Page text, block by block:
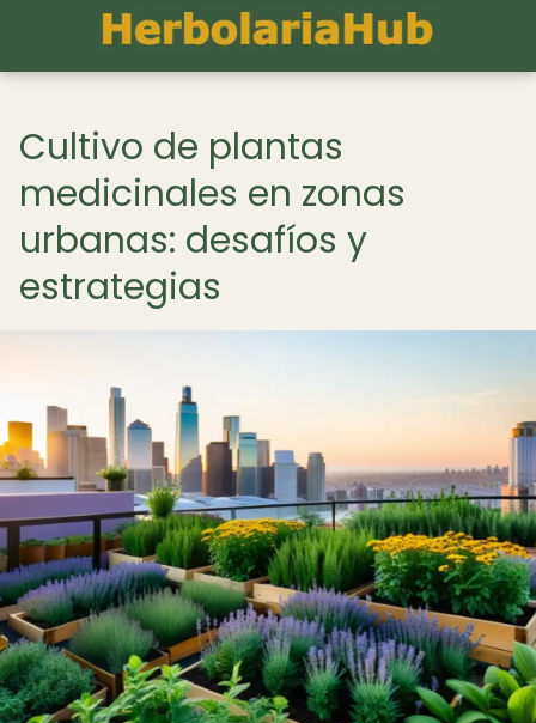
Cultivo de plantas
medicinales en zonas
urbanas: desafíos y
estrategias